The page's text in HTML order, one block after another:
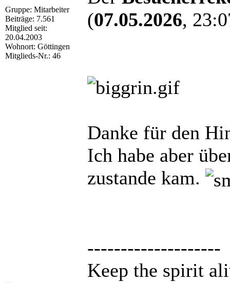
Gruppe: Mitarbeiter
Beiträge: 7.561
Mitglied seit:
20.04.2003
Wohnort: Göttingen
Mitglieds-Nr.: 46
(07.05.2026,
Danke für den
Ich habe aber
zustande kam.
--------------------
Keep the spirit